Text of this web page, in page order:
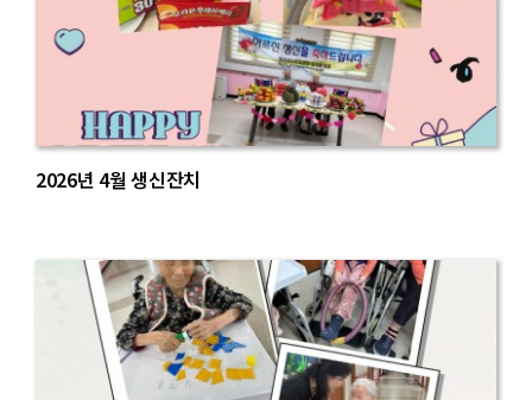
2026년 4월 생신잔치